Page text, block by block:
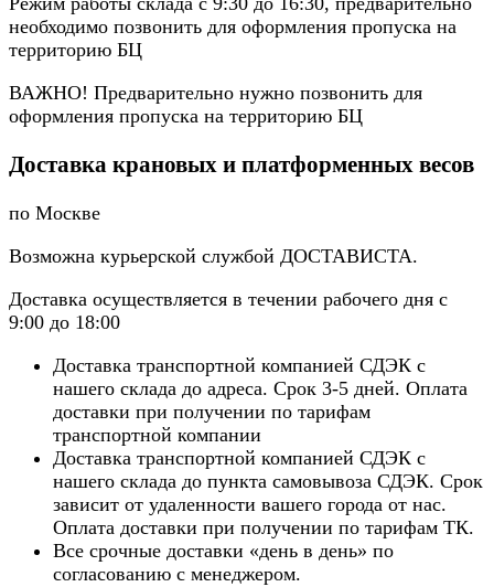
необходимо позвонить для оформления пропуска на
территорию БЦ
ВАЖНО! Предварительно нужно позвонить для
оформления пропуска на территорию БЦ
Доставка крановых и платформенных весов
по Москве
Возможна курьерской службой ДОСТАВИСТА.
Доставка осуществляется в течении рабочего дня с
9:00 до 18:00
Доставка транспортной компанией СДЭК с
нашего склада до адреса. Срок 3-5 дней. Оплата
доставки при получении по тарифам
транспортной компании
Доставка транспортной компанией СДЭК с
нашего склада до пункта самовывоза СДЭК. Срок
зависит от удаленности вашего города от нас.
Оплата доставки при получении по тарифам ТК.
Все срочные доставки «день в день» по
согласованию с менеджером.